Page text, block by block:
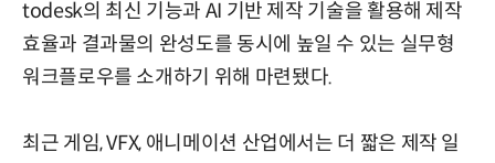
todesk의 최신 기능과 AI 기반 제작 기술을 활용해 제작
효율과 결과물의 완성도를 동시에 높일 수 있는 실무형
워크플로우를 소개하기 위해 마련됐다.
최근 게임, VFX, 애니메이션 산업에서는 더 짧은 제작 일